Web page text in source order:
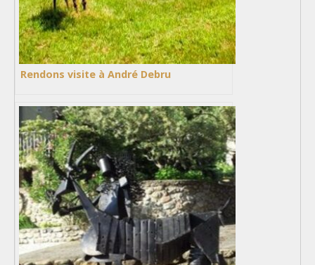
Rendons visite à André Debru